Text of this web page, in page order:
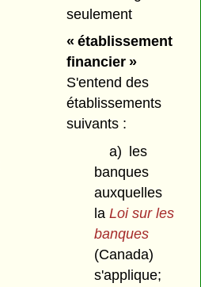
seulement
« établissement
financier »
S'entend des
établissements
suivants :
a)
les
banques
auxquelles
la Loi sur les
banques
(Canada)
s'applique;